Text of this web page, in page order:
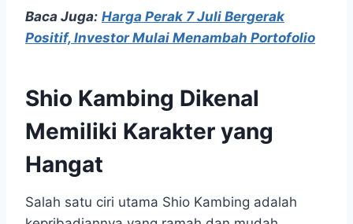
Baca Juga: Harga Perak 7 Juli Bergerak
Positif, Investor Mulai Menambah Portofolio
Shio Kambing Dikenal
Memiliki Karakter yang
Hangat
Salah satu ciri utama Shio Kambing adalah